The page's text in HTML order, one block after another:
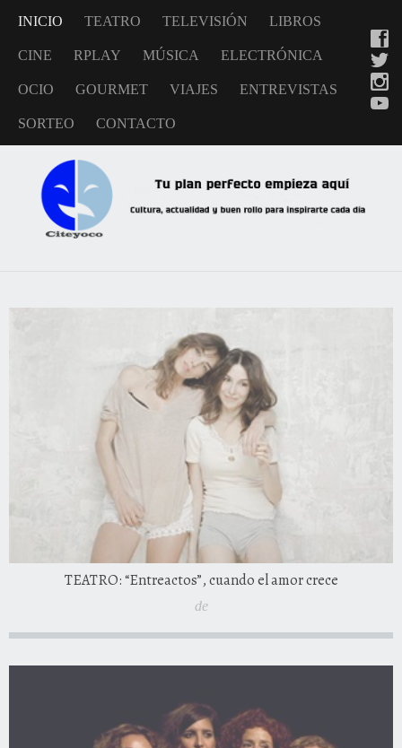
INICIO TEATRO TELEVISIÓN LIBROS
CINE RPLAY MÚSICA ELECTRÓNICA
OCIO GOURMET VIAJES ENTREVISTAS
SORTEO CONTACTO
TEATRO: “Entreactos”, cuando el amor crece
de